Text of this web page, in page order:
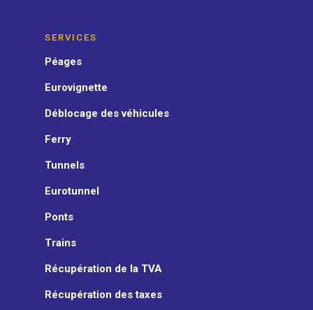
SERVICES
Péages
Eurovignette
Déblocage des véhicules
Ferry
Tunnels
Eurotunnel
Ponts
Trains
Récupération de la TVA
Récupération des taxes